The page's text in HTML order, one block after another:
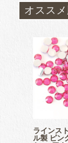
blog
オススメ
ラインス
ル製 ピン